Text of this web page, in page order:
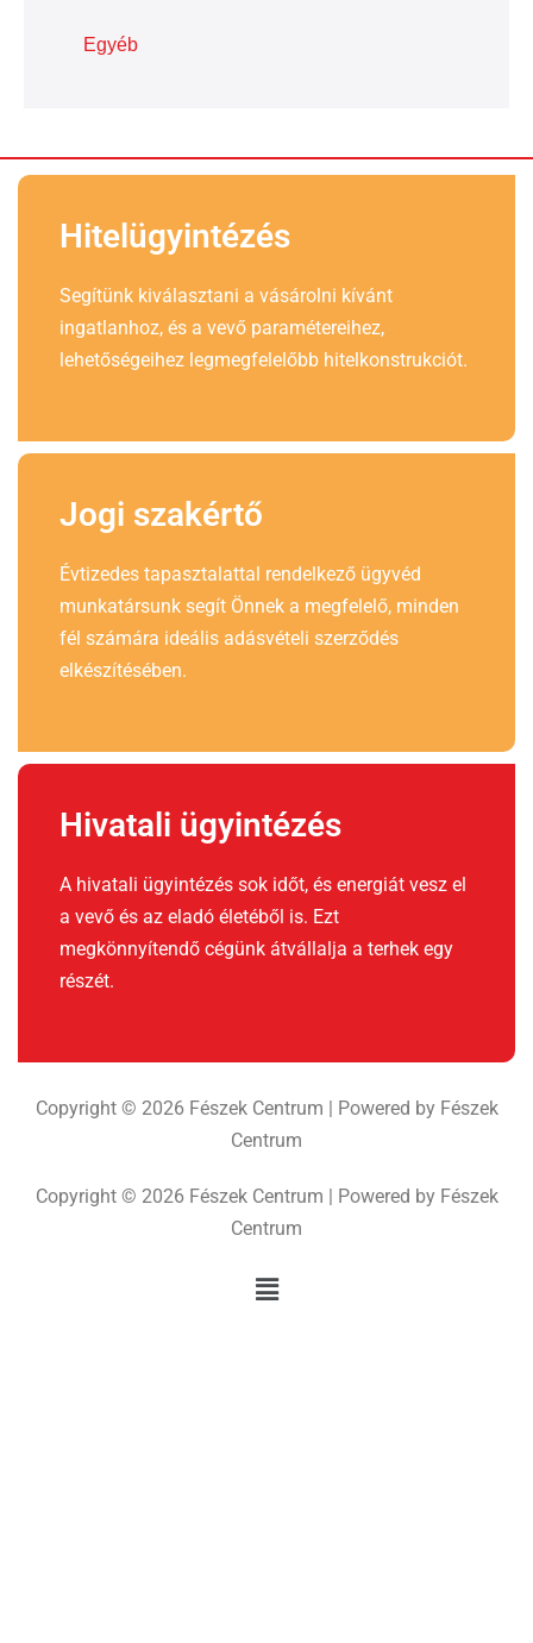
Egyéb
Hitelügyintézés
Segítünk kiválasztani a vásárolni kívánt
ingatlanhoz, és a vevő paramétereihez,
lehetőségeihez legmegfelelőbb hitelkonstrukciót.
Jogi szakértő
Évtizedes tapasztalattal rendelkező ügyvéd
munkatársunk segít Önnek a megfelelő, minden
fél számára ideális adásvételi szerződés
elkészítésében.
Hivatali ügyintézés
A hivatali ügyintézés sok időt, és energiát vesz el
a vevő és az eladó életéből is. Ezt
megkönnyítendő cégünk átvállalja a terhek egy
részét.
Copyright © 2026 Fészek Centrum | Powered by Fészek
Centrum
Copyright © 2026 Fészek Centrum | Powered by Fészek
Centrum